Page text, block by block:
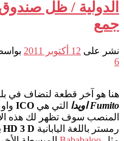
الدولية / ظل
جمع
نشر على 12 أكتوبر 2011
6
هنا هو آخر قطعة لتضاف في
Fumito اويدا
التي هي ICO
المنصب سوف تظهر لك هذه
رمستر باللغة اليابانية HD 3 D ​​بور بلاي ستيشن 3